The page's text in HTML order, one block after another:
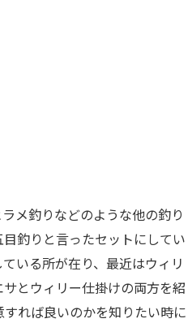
メ釣りなどのような他の釣り
釣りと言ったセットにしてい
いる所が在り、最近はウィリ
とウィリー仕掛けの両方を紹
れば良いのかを知りたい時に